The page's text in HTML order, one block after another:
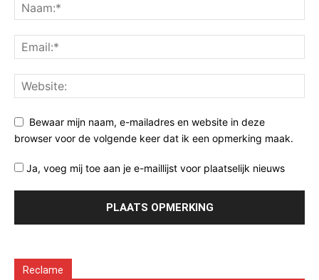
Bewaar mijn naam, e-mailadres en website in deze
browser voor de volgende keer dat ik een opmerking maak.
Ja, voeg mij toe aan je e-maillijst voor plaatselijk nieuws
Reclame